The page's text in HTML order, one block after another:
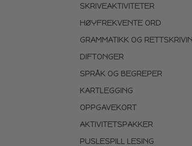
SKRIVEAKTIVITETER
HØYFREKVENTE ORD
GRAMMATIKK OG
DIFTONGER
SPRÅK OG BEGREPER
KARTLEGGING
OPPGAVEKORT
AKTIVITETSPAKKER
PUSLESPILL LESING